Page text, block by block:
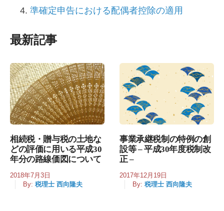
準確定申告における配偶者控除の適用
最新記事
相続税・贈与税の土地な
どの評価に用いる平成30
年分の路線価図について
2018年7月3日
By: 税理士 西向隆夫
事業承継税制の特例の創
設等 – 平成30年度税制改
正 –
2017年12月19日
By: 税理士 西向隆夫